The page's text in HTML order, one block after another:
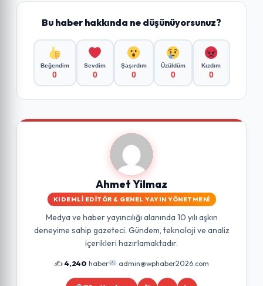
Bu haber hakkında ne düşünüyorsunuz?
Beğendim
0
Sevdim
0
Şaşırdım
0
Üzüldüm
0
Kızdım
0
Ahmet Yilmaz
KIDEMLI EDITÖR & GENEL YAYIN YÖNETMENI
Medya ve haber yayıncılığı alanında 10 yılı aşkın
deneyime sahip gazeteci. Gündem, teknoloji ve analiz
içerikleri hazırlamaktadır.
✍️4,240 haber admin@wphaber2026.com